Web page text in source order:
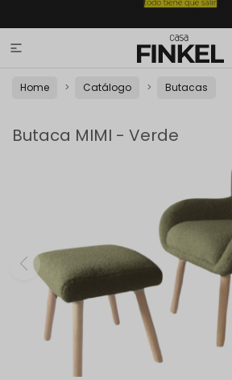

Home Catálogo Butacas
Butaca MIMI - Verde